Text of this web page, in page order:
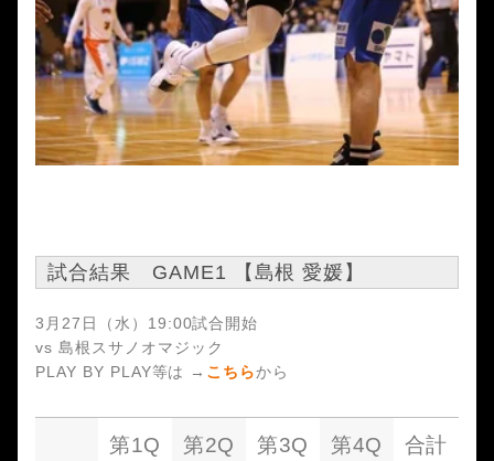
試合結果 GAME1 【島根 愛媛】
3月27日（水）19:00試合開始
vs 島根スサノオマジック
PLAY BY PLAY等は → こちらから
第1Q 第2Q 第3Q 第4Q 合計